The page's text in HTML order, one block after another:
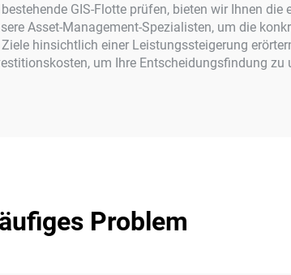
GIS-Flotte prüfen, bieten wir Ihnen
Asset-Management-Spezialisten, um die
hinsichtlich einer Leistungssteigerung
um Ihre Entscheidungsfindung zu
Problem